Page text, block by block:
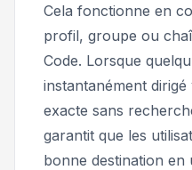
Cela fonctionne en
profil, groupe ou
Code. Lorsque
instantanément
exacte sans
garantit que les
bonne destination en